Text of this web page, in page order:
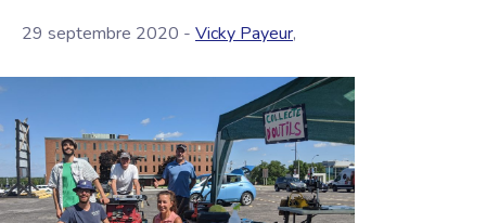
29 septembre 2020 - Vicky Payeur,